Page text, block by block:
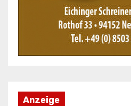
Anzeige